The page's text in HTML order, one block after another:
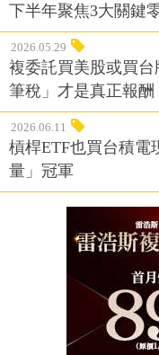
下半年聚焦3大關鍵
2026.05.29
複委託買美股或買
筆稅」才是真正報酬
2026.06.11
槓桿ETF也買台積電
量」冠軍